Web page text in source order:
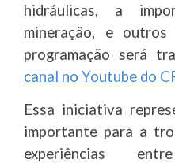
hidráulicas, a
mineração, e
programação será
canal no Youtube do
Essa iniciativa
importante para a
experiências